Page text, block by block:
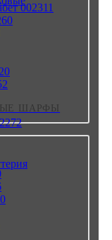
ШАРФЫ
002311